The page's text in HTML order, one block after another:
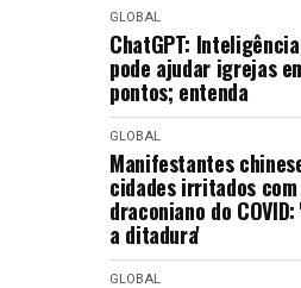
GLOBAL
ChatGPT:
pode ajudar igrejas
pontos; entenda
GLOBAL
Manifestantes
cidades irritados
draconiano do
a ditadura'
GLOBAL